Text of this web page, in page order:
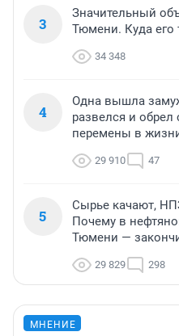
3
Значительный
Тюмени. Куда его
34 348
4
Одна вышла
развелся и
перемены в
29 910 47
5
Сырье качают,
Почему в
Тюмени —
29 829 298
МНЕНИЕ